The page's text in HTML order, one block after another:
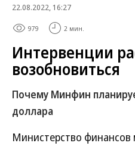
22.08.2022, 16:27
979 2 мин.
Интервенции
возобновиться
Почему Минфин
доллара
Министерство